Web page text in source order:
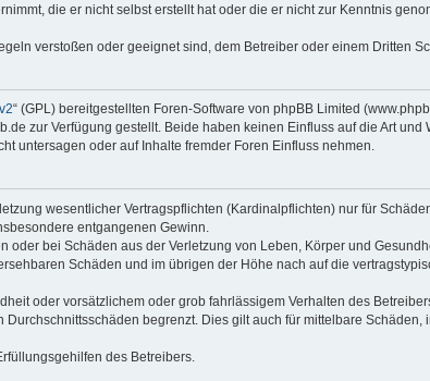
die er nicht selbst erstellt hat oder die er nicht zur Kenntnis
verstoßen oder geeignet sind, dem Betreiber oder einem Dritten
“ (GPL) bereitgestellten Foren-Software von phpBB Limited
zur Verfügung gestellt. Beide haben keinen Einfluss auf die Art und
untersagen oder auf Inhalte fremder Foren Einfluss nehmen.
wesentlicher Vertragspflichten (Kardinalpflichten) nur für
entgangenen Gewinn.
bei Schäden aus der Verletzung von Leben, Körper und
Schäden und im übrigen der Höhe nach auf die
oder vorsätzlichem oder grob fahrlässigem Verhalten des
begrenzt. Dies gilt auch für mittelbare Schäden,
des Betreibers.